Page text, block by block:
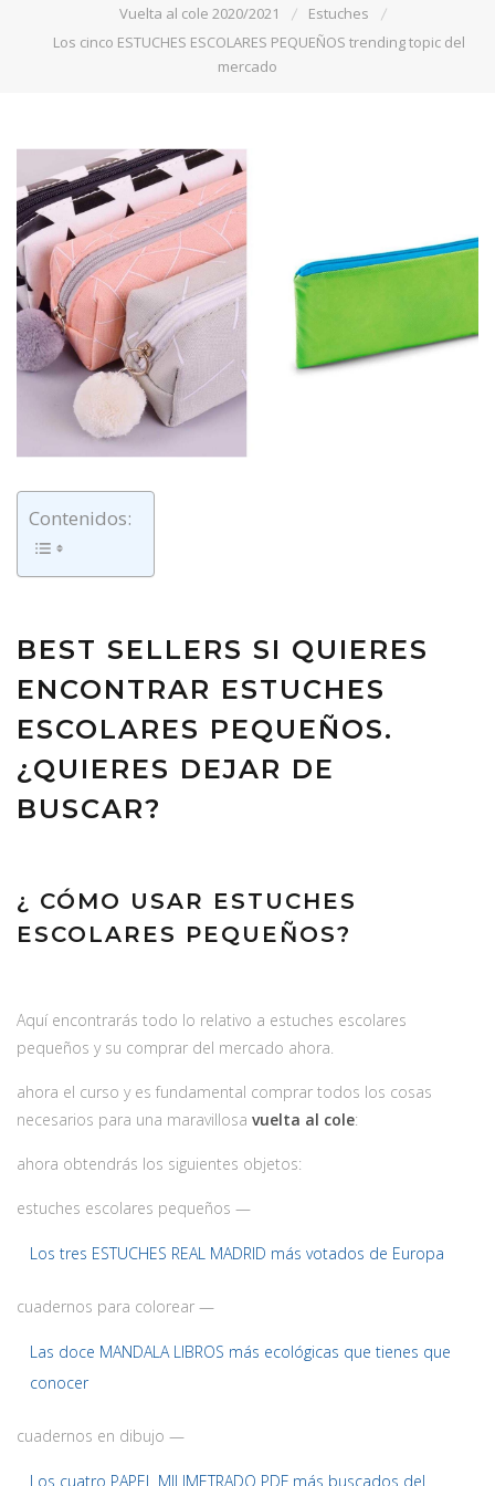
Vuelta al cole 2020/2021
Estuches
Los cinco ESTUCHES ESCOLARES PEQUEÑOS trending topic del
mercado
Contenidos:
BEST SELLERS SI QUIERES
ENCONTRAR ESTUCHES
ESCOLARES PEQUEÑOS.
¿QUIERES DEJAR DE
BUSCAR?
¿ CÓMO USAR ESTUCHES
ESCOLARES PEQUEÑOS?
Aquí encontrarás todo lo relativo a estuches escolares
pequeños y su comprar del mercado ahora.
ahora el curso y es fundamental comprar todos los cosas
necesarios para una maravillosa vuelta al cole:
ahora obtendrás los siguientes objetos:
estuches escolares pequeños —
Los tres ESTUCHES REAL MADRID más votados de Europa
cuadernos para colorear —
Las doce MANDALA LIBROS más ecológicas que tienes que
conocer
cuadernos en dibujo —
Los cuatro PAPEL MILIMETRADO PDF más buscados del